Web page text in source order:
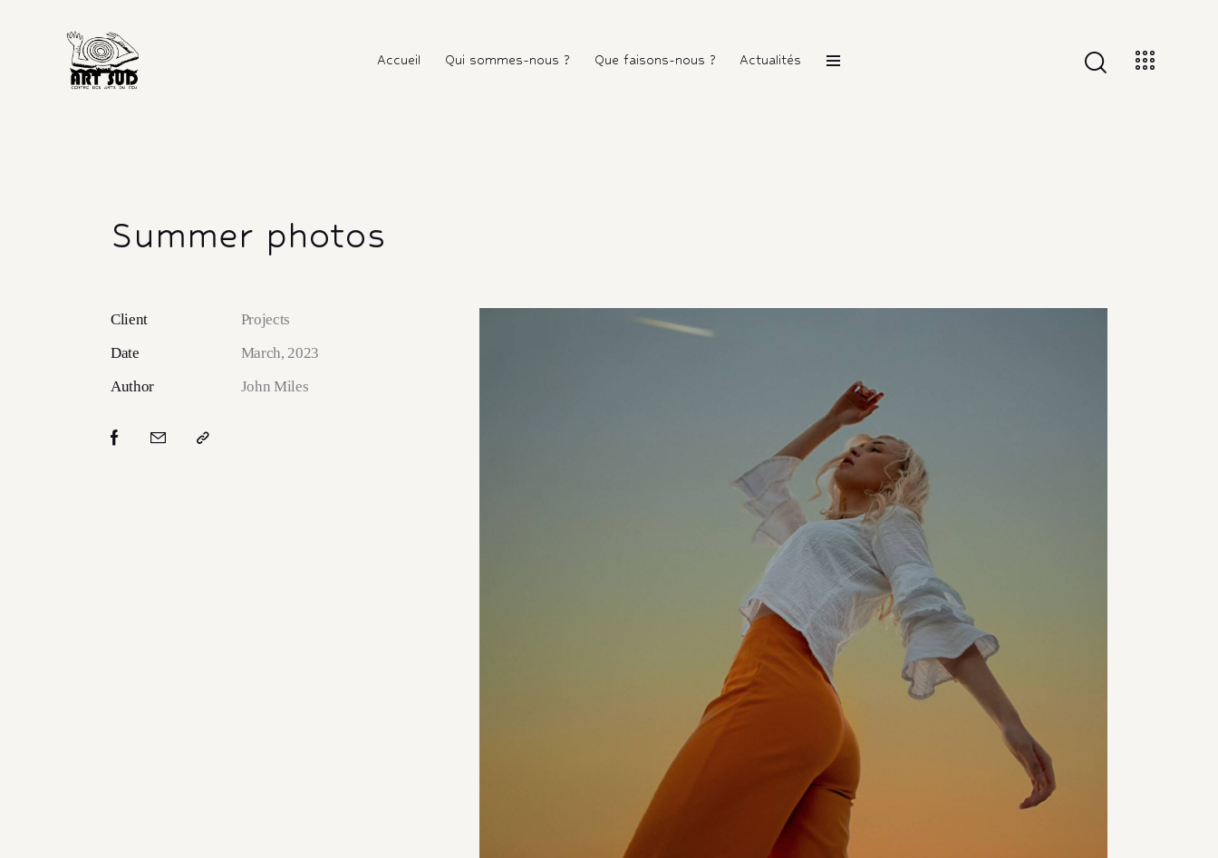
Accueil Qui sommes-nous ? Que faisons-nous ? Actualités
Summer photos
Client
Projects
Date
March, 2023
Author
John Miles